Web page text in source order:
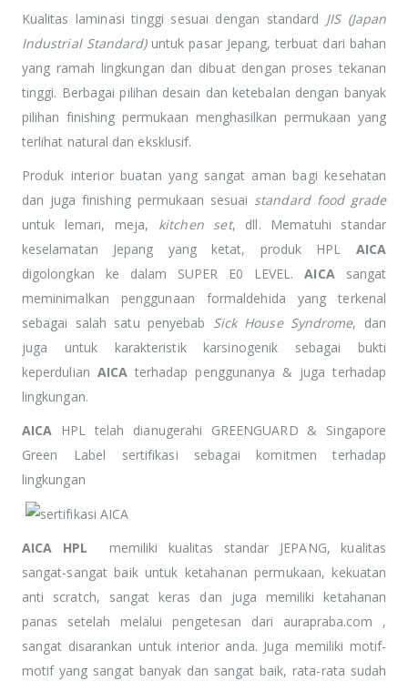
Kualitas laminasi tinggi sesuai dengan standard JIS (Japan
Industrial Standard)untuk pasar Jepang, terbuat dari bahan
yang ramah lingkungan dan dibuat dengan proses tekanan
tinggi. Berbagai pilihan desain dan ketebalan dengan banyak
pilihan finishing permukaan menghasilkan permukaan yang
terlihat natural dan eksklusif.
Produk interior buatan yang sangat aman bagi kesehatan
dan juga finishing permukaan sesuai standard food grade
untuk lemari, meja, kitchen set, dll. Mematuhi standar
keselamatan Jepang yang ketat, produk HPL AICA
digolongkan ke dalam SUPER E0 LEVEL.AICA sangat
meminimalkan penggunaan formaldehida yang terkenal
sebagai salah satu penyebab Sick House Syndrome, dan
juga untuk karakteristik karsinogenik sebagai bukti
keperdulian AICA terhadap penggunanya & juga terhadap
lingkungan.
AICA HPL telah dianugerahi GREENGUARD & Singapore
Green Label sertifikasi sebagai komitmen terhadap
lingkungan
AICA HPL memiliki kualitas standar JEPANG, kualitas
sangat-sangat baik untuk ketahanan permukaan, kekuatan
anti scratch, sangat keras dan juga memiliki ketahanan
panas setelah melalui pengetesan dari aurapraba.com ,
sangat disarankan untuk interior anda. Juga memiliki motif-
motif yang sangat banyak dan sangat baik, rata-rata sudah